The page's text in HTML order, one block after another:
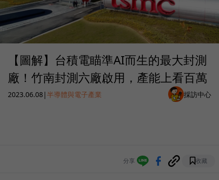
【圖解】台積電瞄準AI而生的最大封測
廠！竹南封測六廠啟用，產能上看百萬
2023.06.08|半導體與電子產業 採訪中心
分享 收藏